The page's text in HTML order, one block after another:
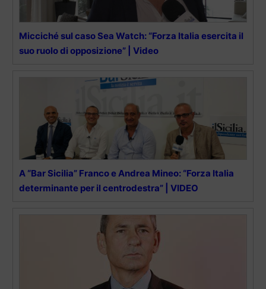
Micciché sul caso Sea Watch: “Forza Italia esercita il
suo ruolo di opposizione” | Video
A “Bar Sicilia” Franco e Andrea Mineo: “Forza Italia
determinante per il centrodestra” | VIDEO